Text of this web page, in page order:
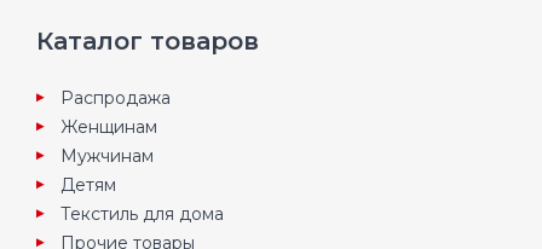
Каталог товаров
Распродажа
Женщинам
Мужчинам
Детям
Текстиль для дома
Прочие товары